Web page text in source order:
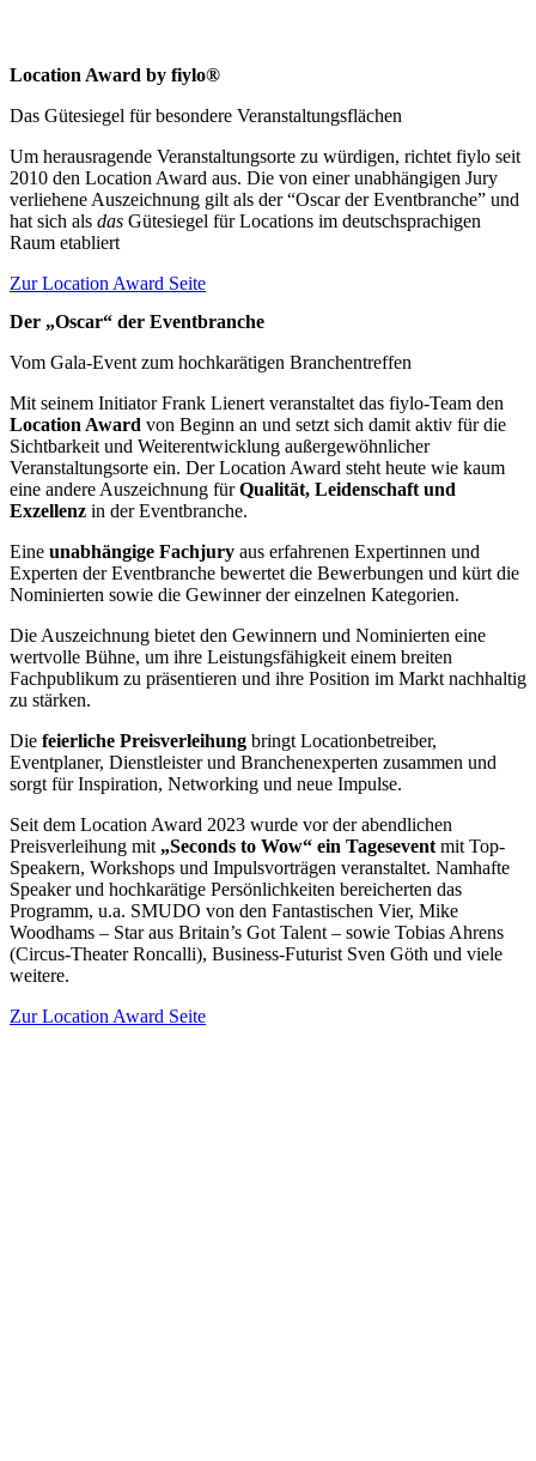
Location Award by fiylo®
Das Gütesiegel für besondere Veranstaltungsflächen
Um herausragende Veranstaltungsorte zu würdigen, richtet fiylo seit
2010 den Location Award aus. Die von einer unabhängigen Jury
verliehene Auszeichnung gilt als der “Oscar der Eventbranche” und
hat sich als das Gütesiegel für Locations im deutschsprachigen
Raum etabliert
Zur Location Award Seite
Der „Oscar“ der Eventbranche
Vom Gala-Event zum hochkarätigen Branchentreffen
Mit seinem Initiator Frank Lienert veranstaltet das fiylo-Team den
Location Award von Beginn an und setzt sich damit aktiv für die
Sichtbarkeit und Weiterentwicklung außergewöhnlicher
Veranstaltungsorte ein. Der Location Award steht heute wie kaum
eine andere Auszeichnung fürQualität, Leidenschaft und
Exzellenz in der Eventbranche.
Eine unabhängige Fachjury aus erfahrenen Expertinnen und
Experten der Eventbranche bewertet die Bewerbungen und kürt die
Nominierten sowie die Gewinner der einzelnen Kategorien.
Die Auszeichnung bietet den Gewinnern und Nominierten eine
wertvolle Bühne, um ihre Leistungsfähigkeit einem breiten
Fachpublikum zu präsentieren und ihre Position im Markt nachhaltig
zu stärken.
Die feierliche Preisverleihung bringt Locationbetreiber,
Eventplaner, Dienstleister und Branchenexperten zusammen und
sorgt für Inspiration, Networking und neue Impulse.
Seit dem Location Award 2023 wurde vor der abendlichen
Preisverleihung mit „Seconds to Wow“ ein Tagesevent mit Top-
Speakern, Workshops und Impulsvorträgen veranstaltet. Namhafte
Speaker und hochkarätige Persönlichkeiten bereicherten das
Programm, u.a. SMUDO von den Fantastischen Vier, Mike
Woodhams – Star aus Britain’s Got Talent – sowie Tobias Ahrens
(Circus-Theater Roncalli), Business-Futurist Sven Göth und viele
weitere.
Zur Location Award Seite